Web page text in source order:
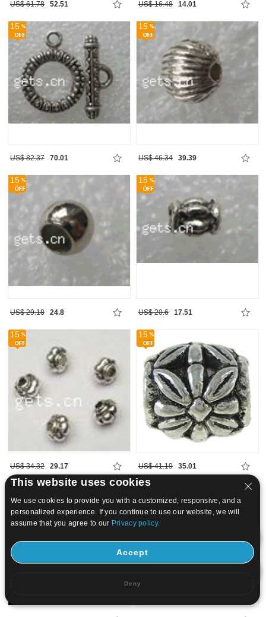
US$ 61.78 52.51 US$ 16.48 14.01
15
US$ 82.37 70.01
15
US$ 46.34 39.39
15
US$ 29.18 24.8
15
US$ 20.6 17.51
15
US$ 34.32 29.17
15
US$ 41.19 35.01
15 20
This website uses cookies
We use cookies to provide you with a customized, responsive, and a
personalized experience. If you continue to use our website, we will
assume that you agree to our Privacy policy.
Accept
Deny